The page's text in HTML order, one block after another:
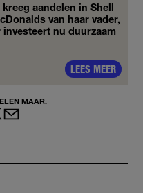
kreeg aandelen in Shell
van haar vader,
investeert nu duurzaam
LEES MEER
MAAR.